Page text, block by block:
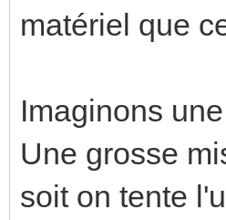
matériel que
Imaginons
Une grosse
soit on tente